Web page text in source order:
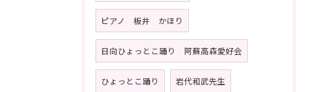
ピアノ 板井 かほり
日向ひょっとこ踊り 阿蘇高森愛好会
ひょっとこ踊り 岩代和武先生